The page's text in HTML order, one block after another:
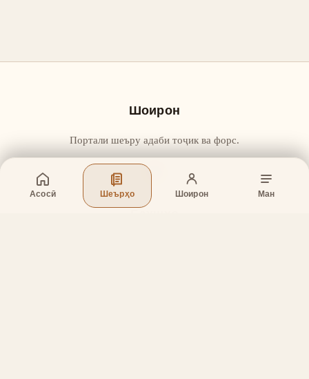
Асосӣ Шеърҳо Шоирон Ман
Шоирон
Портали шеъру адаби тоҷик ва форс.